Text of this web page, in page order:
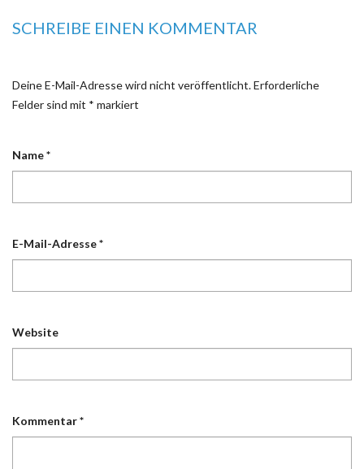
SCHREIBE EINEN KOMMENTAR
Deine E-Mail-Adresse wird nicht veröffentlicht.Erforderliche
Felder sind mit * markiert
Name*
E-Mail-Adresse*
Website
Kommentar*